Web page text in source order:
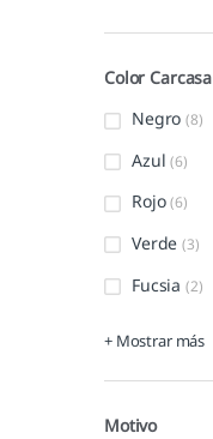
Color Carcasa
Negro (8)
Azul (6)
Rojo (6)
Verde (3)
Fucsia (2)
+ Mostrar más
Motivo